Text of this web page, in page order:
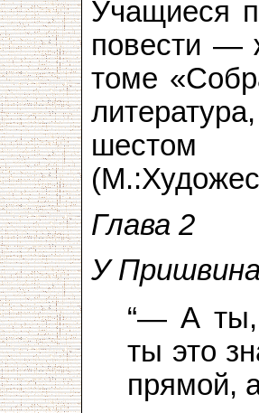
Учащиеся
повести —
томе
шестом
Глава 2
У
“— А
ты это
прямой,